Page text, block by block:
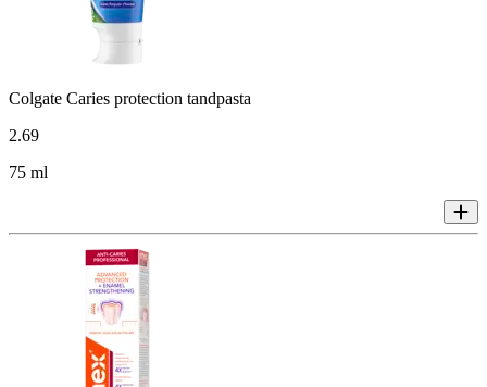
Colgate Caries protection tandpasta
2.69
75 ml